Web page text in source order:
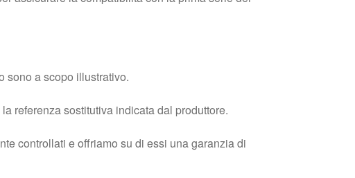
sono a scopo illustrativo.
referenza sostitutiva indicata dal produttore.
controllati e offriamo su di essi una garanzia di